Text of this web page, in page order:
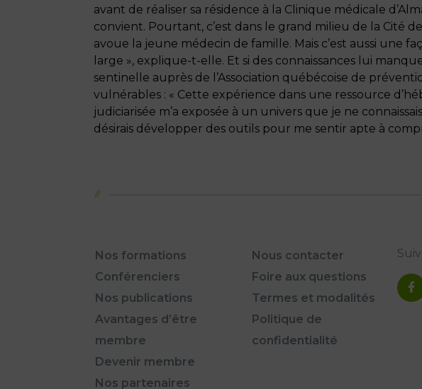
avant de réaliser sa résidence à la Clinique médicale
convient. Pourtant, c’est dans le grand milieu de la Cité
avoue la jeune médecin de famille. Mais c’est aussi une
large », explique-t-elle. Et si des connaissances lui
sentinelle auprès de l’Association québécoise de
vulnérables : « Cette expérience dans une ressource
judiciarisée m’a exposée à un univers que je ne
désirais développer des outils pour me sentir apte à
Nos formations
Conférenciers
Nos publications
Avantages d’être
membre
Devenir membre
Nos partenaires
Nous contacter
Foire aux questions
Termes et modalités
Politique de
confidentialité